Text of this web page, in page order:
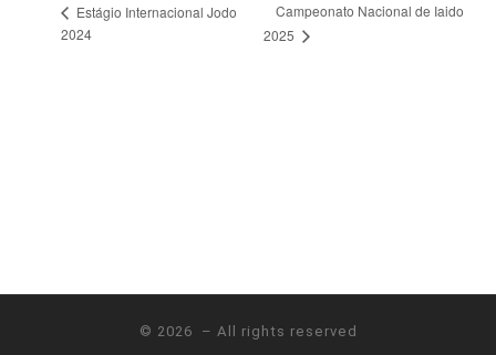
Estágio Internacional Jodo
2024
Campeonato Nacional de Iaido
2025
© 2026 – All rights reserved